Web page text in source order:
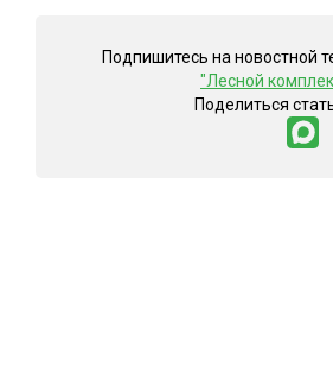
Подпишитесь на новостной
"Лесной
Поделиться